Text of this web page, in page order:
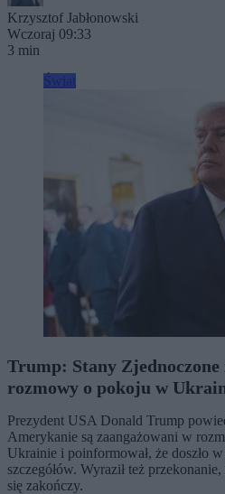
Krzysztof Jabłonowski
Wczoraj 09:33
3 min
Trump: Stany Zjednoczone
rozmowy o pokoju w
Prezydent USA Donald Trump
Amerykanie są zaangażowani w
Ukrainie i poinformował, że doszło
szczegółów. Wyraził też
się zakończy.